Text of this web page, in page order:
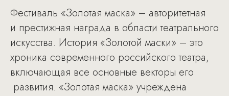
Фестиваль «Золотая маска» – авторитетная
и престижная награда в области театрального
искусства. История «Золотой маски» – это
хроника современного российского театра,
включающая все основные векторы его
развития. «Золотая маска» учреждена